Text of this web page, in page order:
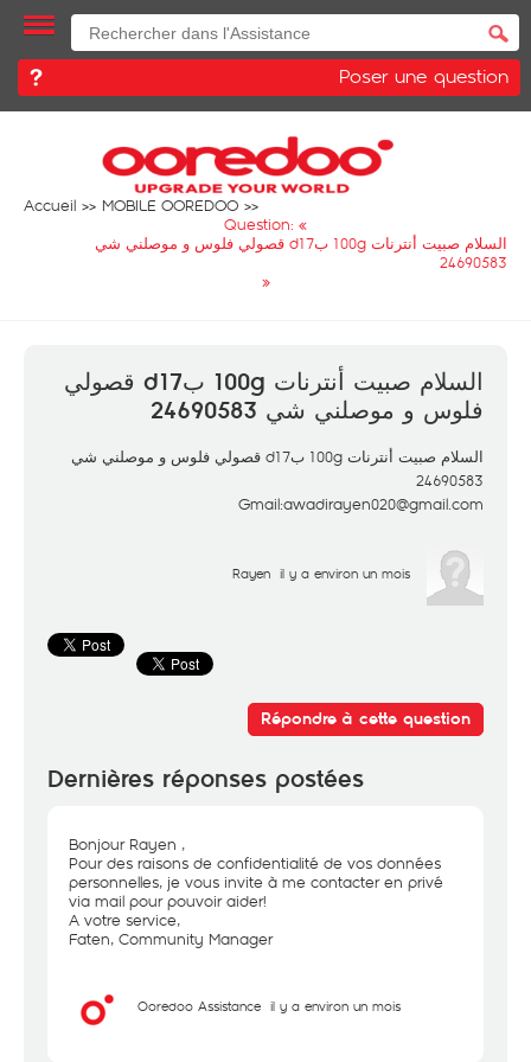
Poser une question
Accueil
MOBILE OOREDOO
Question: «
السلام صبيت أنترنات 100g بd17 قصولي فلوس و موصلني شي
24690583
»
السلام صبيت أنترنات 100g بd17 قصولي
فلوس و موصلني شي 24690583
السلام صبيت أنترنات 100g بd17 قصولي فلوس و موصلني شي
24690583
Gmail:awadirayen020@gmail.com
Rayen il y a environ un mois
Répondre à cette question
Dernières réponses postées
Bonjour Rayen ,
Pour des raisons de confidentialité de vos données
personnelles, je vous invite à me contacter en privé
via mail pour pouvoir aider!
A votre service,
Faten, Community Manager
Ooredoo Assistance il y a environ un mois